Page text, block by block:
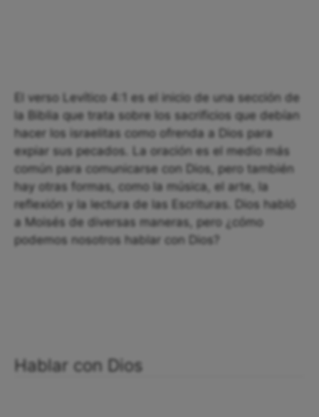
El verso Levítico 4:1 es el inicio de una sección de
la Biblia que trata sobre los sacrificios que debían
hacer los israelitas como ofrenda a Dios para
expiar sus pecados. La oración es el medio más
común para comunicarse con Dios, pero también
hay otras formas, como la música, el arte, la
reflexión y la lectura de las Escrituras. Dios habló
a Moisés de diversas maneras, pero ¿cómo
podemos nosotros hablar con Dios?
Hablar con Dios